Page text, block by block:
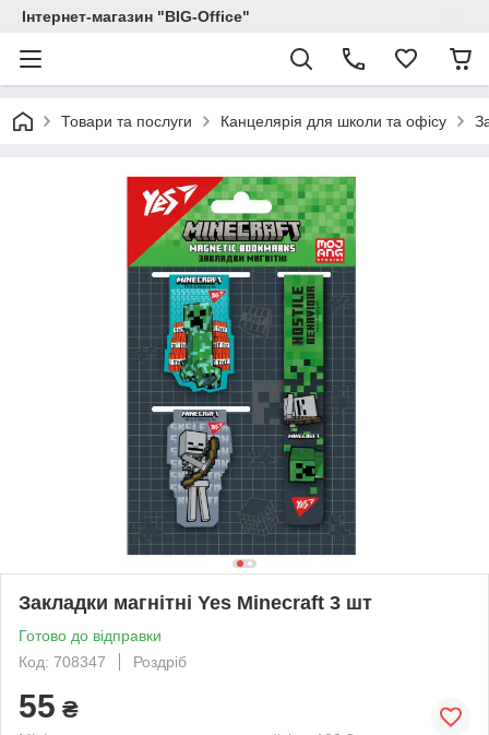
Інтернет-магазин "BIG-Office"
Товари та послуги Канцелярія для школи та офісу
Закладки магнітні Yes Minecraft 3 шт
Готово до відправки
Код: 708347
Роздріб
55 ₴